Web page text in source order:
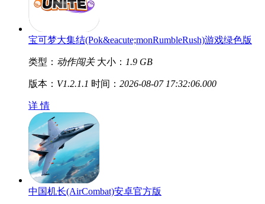
宝可梦大集结(Pok&eacute;monRumbleRush)游戏绿色版
类型： 动作闯关 大小： 1.9 GB
版本： V1.2.1.1 时间： 2026-08-07 17:32:06.000
详 情
中国机长(AirCombat)安卓官方版